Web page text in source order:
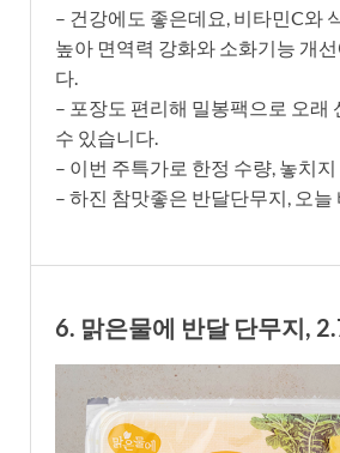
– 건강에도 좋은데요, 비타민C와
높아 면역력 강화와 소화기능 개
다.
– 포장도 편리해 밀봉팩으로 오래
수 있습니다.
– 이번 주특가로 한정 수량, 놓치
– 하진 참맛좋은 반달단무지, 오
6. 맑은물에 반달 단무지,